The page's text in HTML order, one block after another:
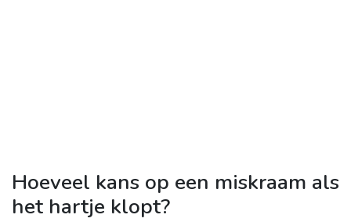
Hoeveel kans op een miskraam als
het hartje klopt?